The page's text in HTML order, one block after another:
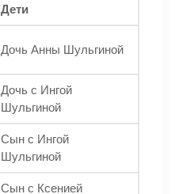
Дети
Дочь Анны Шульгиной
Дочь с Ингой
Шульгиной
Сын с Ингой
Шульгиной
Сын с Ксенией